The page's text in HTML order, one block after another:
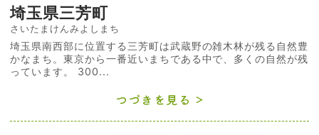
埼玉県三芳町
さいたまけんみよしまち
埼玉県南西部に位置する三芳町は武蔵野の雑木林が残る自然豊
かなまち。東京から一番近いまちである中で、多くの自然が残
っています。 300...
つづきを見る